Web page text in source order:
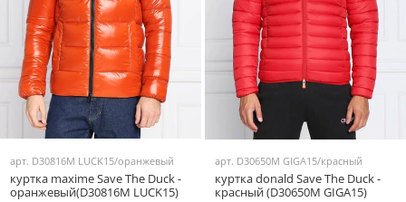
арт. D30816M LUCK15/оранжевый
куртка maxime Save The Duck -
оранжевый(D30816M LUCK15)
арт. D30650M GIGA15/красный
куртка donald Save The Duck -
красный (D30650M GIGA15)